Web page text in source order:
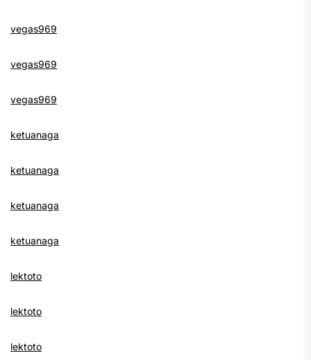
vegas969
vegas969
vegas969
ketuanaga
ketuanaga
ketuanaga
ketuanaga
lektoto
lektoto
lektoto